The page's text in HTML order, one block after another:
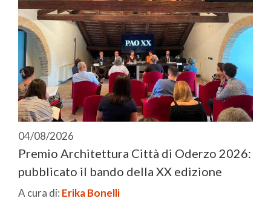
04/08/2026
Premio Architettura Città di Oderzo 2026:
pubblicato il bando della XX edizione
A cura di: Erika Bonelli